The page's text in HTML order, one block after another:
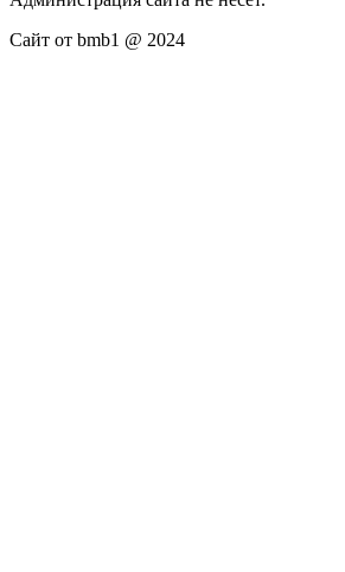
Сайт от bmb1 @ 2024